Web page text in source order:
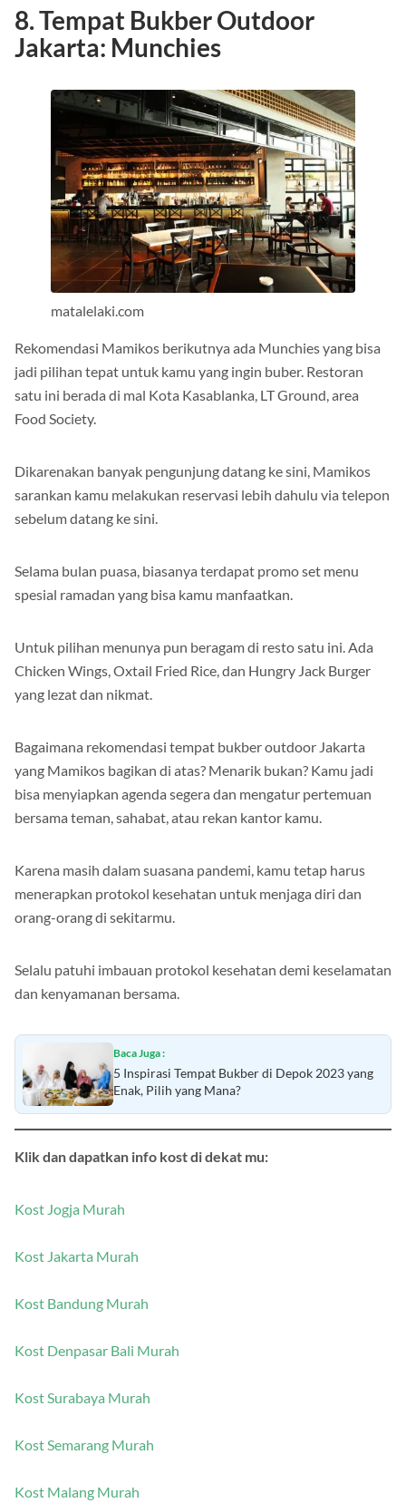
8. Tempat Bukber Outdoor
Jakarta: Munchies
matalelaki.com
Rekomendasi Mamikos berikutnya ada Munchies yang bisa
jadi pilihan tepat untuk kamu yang ingin buber. Restoran
satu ini berada di mal Kota Kasablanka, LT Ground, area
Food Society.
Dikarenakan banyak pengunjung datang ke sini, Mamikos
sarankan kamu melakukan reservasi lebih dahulu via telepon
sebelum datang ke sini.
Selama bulan puasa, biasanya terdapat promo set menu
spesial ramadan yang bisa kamu manfaatkan.
Untuk pilihan menunya pun beragam di resto satu ini. Ada
Chicken Wings, Oxtail Fried Rice, dan Hungry Jack Burger
yang lezat dan nikmat.
Bagaimana rekomendasi tempat bukber outdoor Jakarta
yang Mamikos bagikan di atas? Menarik bukan? Kamu jadi
bisa menyiapkan agenda segera dan mengatur pertemuan
bersama teman, sahabat, atau rekan kantor kamu.
Karena masih dalam suasana pandemi, kamu tetap harus
menerapkan protokol kesehatan untuk menjaga diri dan
orang-orang di sekitarmu.
Selalu patuhi imbauan protokol kesehatan demi keselamatan
dan kenyamanan bersama.
Baca Juga :
5 Inspirasi Tempat Bukber di Depok 2023 yang
Enak, Pilih yang Mana?
Klik dan dapatkan info kost di dekat mu:
Kost Jogja Murah
Kost Jakarta Murah
Kost Bandung Murah
Kost Denpasar Bali Murah
Kost Surabaya Murah
Kost Semarang Murah
Kost Malang Murah